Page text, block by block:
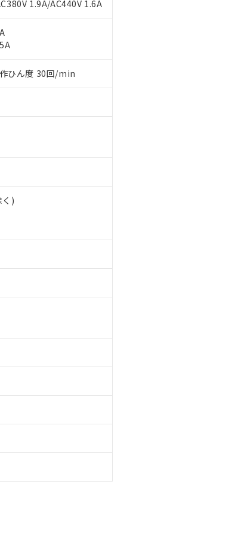
1.9A/AC440V 1.6A
ひん度 30回/min
)
・商談に必要な範囲で利用することをご了承くだ
関して"
に遡って非含有を証明するものではありません。
は、対応完了までの期間は出荷製品に未対応品が
。